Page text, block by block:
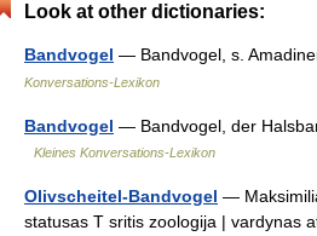
Look at other dictionaries:
Bandvogel — Bandvogel, s.
Konversations-Lexikon
Bandvogel — Bandvogel, der
Kleines Konversations-Lexikon
Olivscheitel-Bandvogel —
statusas T sritis zoologija | vardynas